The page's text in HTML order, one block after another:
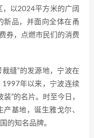
以2024平方米的广阔
新品，并面向全体在甬
券，点燃市民们的消费
裁缝”的发源地，宁波在
年以来，宁波连续
”的名片。时至今日，
基地，诞生雅戈尔、
的知名品牌。